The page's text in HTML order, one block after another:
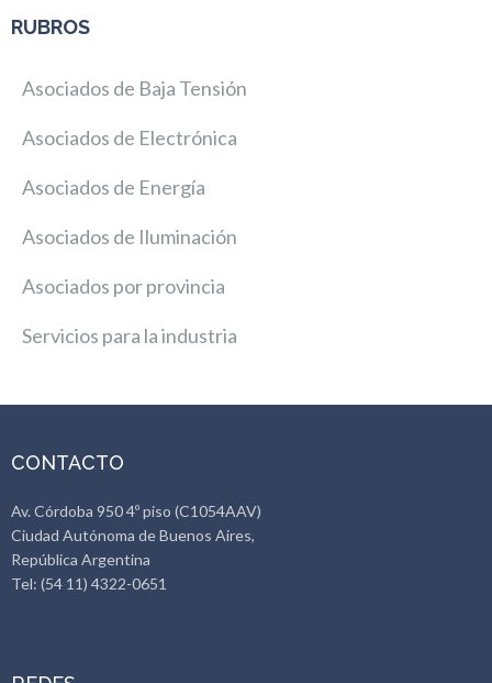
RUBROS
Asociados de Baja Tensión
Asociados de Electrónica
Asociados de Energía
Asociados de Iluminación
Asociados por provincia
Servicios para la industria
CONTACTO
Av. Córdoba 950 4º piso (C1054AAV)
Ciudad Autónoma de Buenos Aires,
República Argentina
Tel: (54 11) 4322-0651